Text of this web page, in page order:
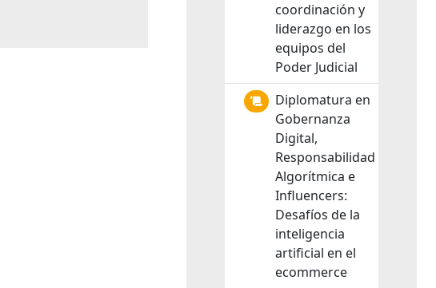
coordinación y
liderazgo en los
equipos del
Poder Judicial
Diplomatura en
Gobernanza
Digital,
Responsabilidad
Algorítmica e
Influencers:
Desafíos de la
inteligencia
artificial en el
ecommerce